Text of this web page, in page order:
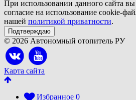
При использовании данного сайта вы
согласие на использование cookie-
нашей политикой приватности.
Подтверждаю
© 2026 Автономный отопитель РУ
Карта сайта
Избранное 0